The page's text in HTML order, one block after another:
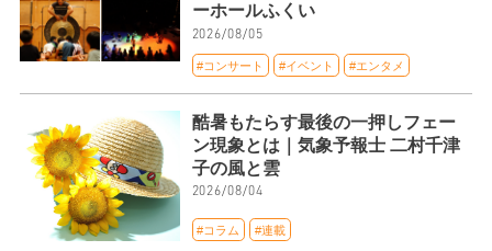
ーホールふくい
2026/08/05
#コンサート #イベント #エンタメ
酷暑もたらす最後の一押しフェー
ン現象とは｜気象予報士 二村千津
子の風と雲
2026/08/04
#コラム #連載